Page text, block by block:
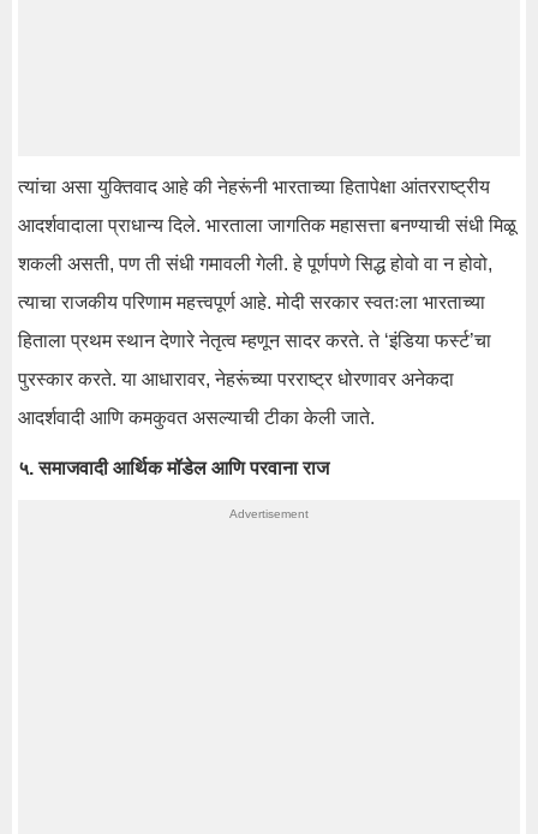
त्यांचा असा युक्तिवाद आहे की नेहरूंनी भारताच्या हितापेक्षा आंतरराष्ट्रीय
आदर्शवादाला प्राधान्य दिले. भारताला जागतिक महासत्ता बनण्याची संधी मिळू
शकली असती, पण ती संधी गमावली गेली. हे पूर्णपणे सिद्ध होवो वा न होवो,
त्याचा राजकीय परिणाम महत्त्वपूर्ण आहे. मोदी सरकार स्वतःला भारताच्या
हिताला प्रथम स्थान देणारे नेतृत्व म्हणून सादर करते. ते ‘इंडिया फर्स्ट’चा
पुरस्कार करते. या आधारावर, नेहरूंच्या परराष्ट्र धोरणावर अनेकदा
आदर्शवादी आणि कमकुवत असल्याची टीका केली जाते.
५. समाजवादी आर्थिक मॉडेल आणि परवाना राज